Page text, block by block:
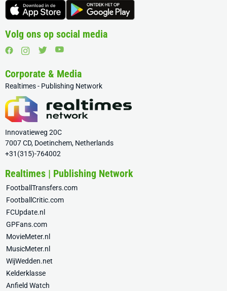
Volg ons op social media
Corporate & Media
Realtimes - Publishing Network
Innovatieweg 20C
7007 CD, Doetinchem, Netherlands
+31(315)-764002
Realtimes | Publishing Network
FootballTransfers.com
FootballCritic.com
FCUpdate.nl
GPFans.com
MovieMeter.nl
MusicMeter.nl
WijWedden.net
Kelderklasse
Anfield Watch